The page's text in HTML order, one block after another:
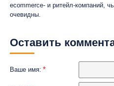
ecommerce- и ритейл-компаний,
очевидны.
Оставить
Ваше имя: